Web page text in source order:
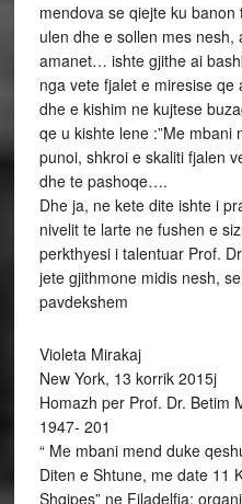
mendova se qiejte ku
ulen dhe e sollen mes
amanet… ishte gjithe ai
nga vete fjalet e miresise qe
dhe e kishim ne kujtese
qe u kishte lene :”Me
punoi, shkroi e skaliti fjalen
dhe te pashoqe….
Dhe ja, ne kete dite ishte i
nivelit te larte ne fushen e
perkthyesi i talentuar Prof.
jete gjithmone midis nesh,
pavdekshem
Violeta Mirakaj
New York, 13 korrik 2015j
Homazh per Prof. Dr. Betim
1947- 201
“ Me mbani mend duke
Diten e Shtune, me date 11
Shqipes” ne Filadelfia;